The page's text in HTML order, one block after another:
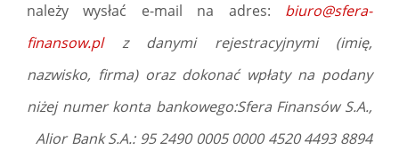
należy wysłać e-mail na adres: biuro@sfera-
finansow.plz danymi rejestracyjnymi (imię,
nazwisko, firma) oraz dokonać wpłaty na podany
niżej numer konta bankowego:Sfera Finansów S.A.,
Alior Bank S.A.: 95 2490 0005 0000 4520 4493 8894